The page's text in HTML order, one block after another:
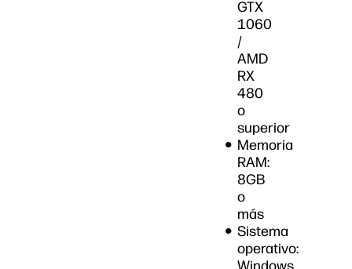
GTX
1060
/
AMD
RX
480
o
superior
Memoria
RAM:
8GB
o
más
Sistema
operativo: